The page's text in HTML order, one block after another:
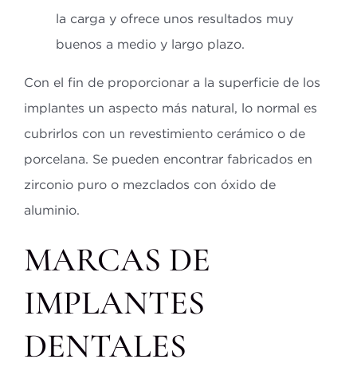
la carga y ofrece unos resultados muy
buenos a medio y largo plazo.
Con el fin de proporcionar a la superficie de los
implantes un aspecto más natural, lo normal es
cubrirlos con un revestimiento cerámico o de
porcelana. Se pueden encontrar fabricados en
zirconio puro o mezclados con óxido de
aluminio.
MARCAS DE
IMPLANTES
DENTALES